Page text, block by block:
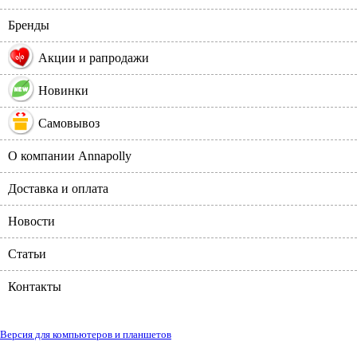
Бренды
% Акции и рапродажи
Новинки
Самовывоз
О компании Annapolly
Доставка и оплата
Новости
Статьи
Контакты
Версия для компьютеров и планшетов